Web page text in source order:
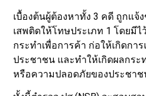
เบื้องต้นผู้ต้องหาทั้ง 3 คดี ถูกแจ้
เสพติดให้โทษประเภท 1 โดยมีไ
กระทำเพื่อการค้า ก่อให้เกิดกา
ประชาชน และทำให้เกิดผลกร
หรือความปลอดภัยของประชาช